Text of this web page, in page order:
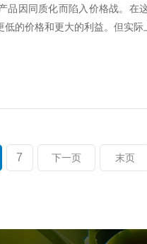
品因同质化而陷入价格战。在
的价格和更大的利益。但实
7 下一页 末页